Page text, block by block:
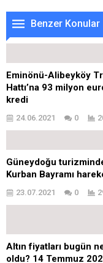
Benzer Konular
Eminönü-Alibeyköy
Hattı’na 93 milyon
kredi
24.06.2021 0
Güneydoğu
Kurban Bayramı
23.07.2021 0
Altın fiyatları bugün
oldu? 14 Temmuz